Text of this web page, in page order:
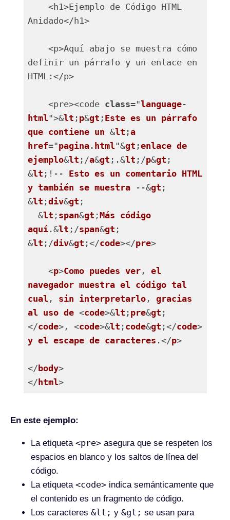
Anidado</h1>
definir un párrafo y un enlace en
HTML:</p>
    <pre><code
class="language-
html">&lt ; p&gt ; Este es un párrafo
que contiene un &lt ;a
href="pagina . html"&gt ;enlace de
ejemplo&lt ;/a&gt ;.&lt ;/p&gt ;
&lt ;!-- Esto es un comentario HTML
y también se muestra --&gt ;
&lt ;div&gt ;
  &
lt ; span&gt ;Más código
aquí .&lt ;/span&gt ;
&lt ;/div&gt ;</code></pre>
    <
p>Como puedes ver , el
navegador muestra el código tal
cual , sin interpretarlo , gracias
al uso de <code>&lt ; pre&gt ;
</code>, <code>&lt ; code&gt ;</code
y el escape de caracteres .</p>
</body>
</html
En este ejemplo:
La etiqueta <pre> asegura que se respeten los
espacios en blanco y los saltos de línea del
código.
La etiqueta <code> indica semánticamente que
el contenido es un fragmento de código.
Los caracteres &lt; y &gt; se usan para